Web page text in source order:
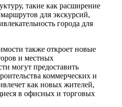
такие как расширение
для экскурсий,
города для
также откроет новые
и местных
могут предоставить
коммерческих и
как новых жителей,
в офисных и торговых